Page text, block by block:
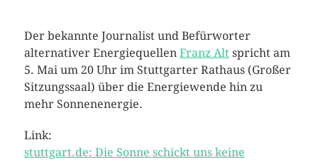
Der bekannte Journalist und Befürworter
alternativer Energiequellen Franz Altspricht am
5. Mai um 20 Uhr im Stuttgarter Rathaus (Großer
Sitzungssaal) über die Energiewende hin zu
mehr Sonnenenergie.
Link:
stuttgart.de: Die Sonne schickt uns keine